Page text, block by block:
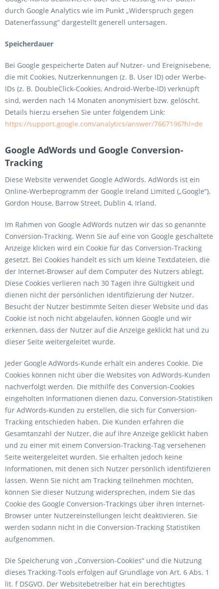
durch Google Analytics wie im Punkt „Widerspruch gegen
Datenerfassung“ dargestellt generell untersagen.
Speicherdauer
Bei Google gespeicherte Daten auf Nutzer- und Ereignisebene,
die mit Cookies, Nutzerkennungen (z. B. User ID) oder Werbe-
IDs (z. B. DoubleClick-Cookies, Android-Werbe-ID) verknüpft
sind, werden nach 14 Monaten anonymisiert bzw. gelöscht.
Details hierzu ersehen Sie unter folgendem Link:
https://support.google.com/analytics/answer/7667196?hl=de
Google AdWords und Google Conversion-
Tracking
Diese Website verwendet Google AdWords. AdWords ist ein
Online-Werbeprogramm der Google Ireland Limited („Google“),
Gordon House, Barrow Street, Dublin 4, Irland.
Im Rahmen von Google AdWords nutzen wir das so genannte
Conversion-Tracking. Wenn Sie auf eine von Google geschaltete
Anzeige klicken wird ein Cookie für das Conversion-Tracking
gesetzt. Bei Cookies handelt es sich um kleine Textdateien, die
der Internet-Browser auf dem Computer des Nutzers ablegt.
Diese Cookies verlieren nach 30 Tagen ihre Gültigkeit und
dienen nicht der persönlichen Identifizierung der Nutzer.
Besucht der Nutzer bestimmte Seiten dieser Website und das
Cookie ist noch nicht abgelaufen, können Google und wir
erkennen, dass der Nutzer auf die Anzeige geklickt hat und zu
dieser Seite weitergeleitet wurde.
Jeder Google AdWords-Kunde erhält ein anderes Cookie. Die
Cookies können nicht über die Websites von AdWords-Kunden
nachverfolgt werden. Die mithilfe des Conversion-Cookies
eingeholten Informationen dienen dazu, Conversion-Statistiken
für AdWords-Kunden zu erstellen, die sich für Conversion-
Tracking entschieden haben. Die Kunden erfahren die
Gesamtanzahl der Nutzer, die auf ihre Anzeige geklickt haben
und zu einer mit einem Conversion-Tracking-Tag versehenen
Seite weitergeleitet wurden. Sie erhalten jedoch keine
Informationen, mit denen sich Nutzer persönlich identifizieren
lassen. Wenn Sie nicht am Tracking teilnehmen möchten,
können Sie dieser Nutzung widersprechen, indem Sie das
Cookie des Google Conversion-Trackings über ihren Internet-
Browser unter Nutzereinstellungen leicht deaktivieren. Sie
werden sodann nicht in die Conversion-Tracking Statistiken
aufgenommen.
Die Speicherung von „Conversion-Cookies“ und die Nutzung
dieses Tracking-Tools erfolgen auf Grundlage von Art. 6 Abs. 1
lit. f DSGVO. Der Websitebetreiber hat ein berechtigtes